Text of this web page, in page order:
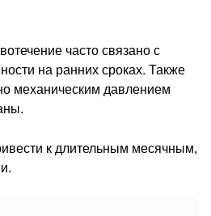
часто связано с
на ранних сроках. Также
механическим давлением
к длительным месячным,